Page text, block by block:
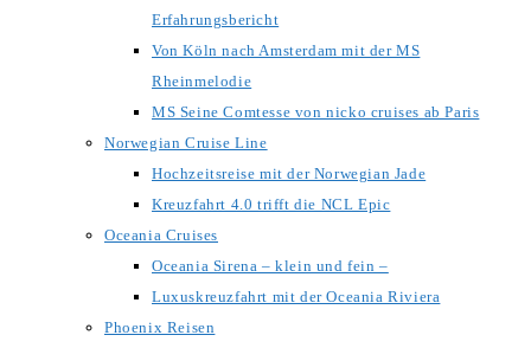
Erfahrungsbericht
Von Köln nach Amsterdam mit der MS
Rheinmelodie
MS Seine Comtesse von nicko cruises ab Paris
Norwegian Cruise Line
Hochzeitsreise mit der Norwegian Jade
Kreuzfahrt 4.0 trifft die NCL Epic
Oceania Cruises
Oceania Sirena – klein und fein –
Luxuskreuzfahrt mit der Oceania Riviera
Phoenix Reisen